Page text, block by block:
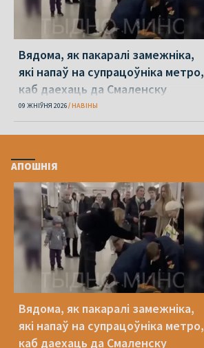
Вядома, як пакаралі замежніка,
які напаў на супрацоўніка метро,
каб даехаць да Смаленску
09 ЖНІЎНЯ 2026 НАВІНЫ
АПОШНІЯ
Вядома, як пакаралі замежніка,
які напаў на супрацоўніка метро,
каб даехаць да Смаленску